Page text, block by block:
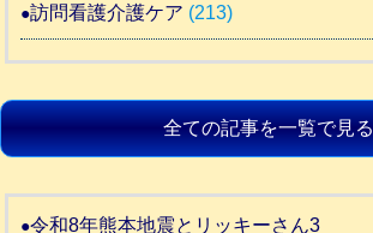
訪問看護介護ケア (213)
全ての記事を一覧で見る
令和8年熊本地震とリッキーさん3